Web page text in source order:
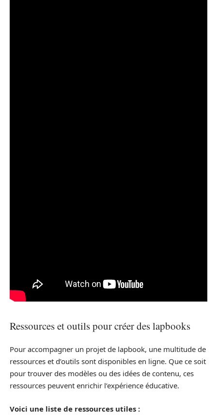
Ressources et outils pour créer des lapbooks
Pour accompagner un projet de lapbook, une multitude de
ressources et d’outils sont disponibles en ligne. Que ce soit
pour trouver des modèles ou des idées de contenu, ces
ressources peuvent enrichir l’expérience éducative.
Voici une liste de ressources utiles :